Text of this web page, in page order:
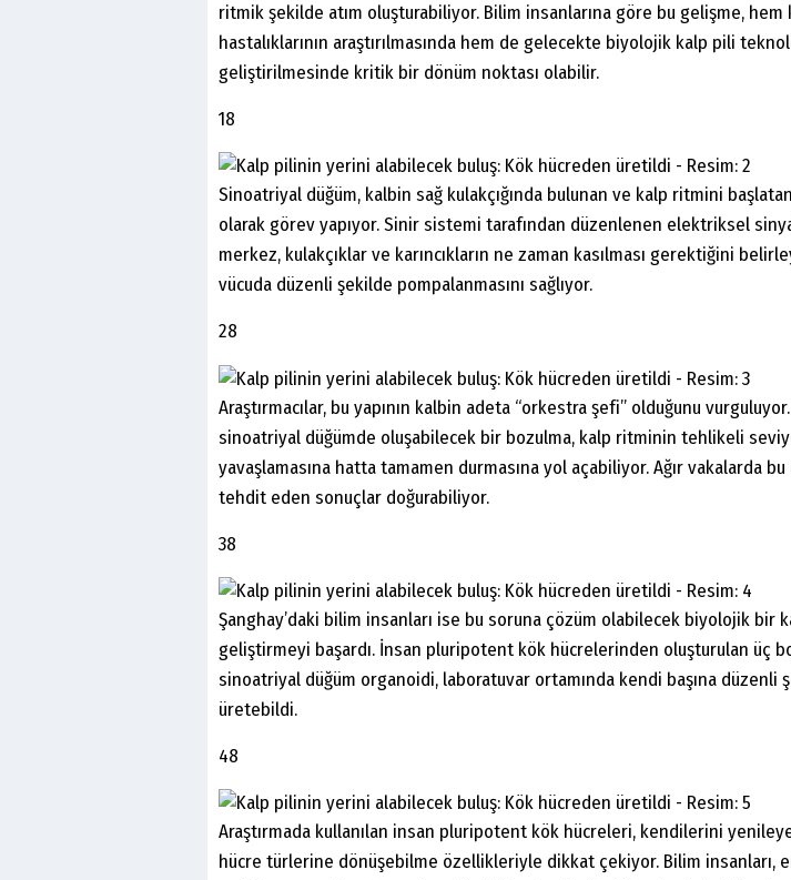
ritmik şekilde atım oluşturabiliyor. Bilim insanlarına göre bu gelişme, hem
hastalıklarının araştırılmasında hem de gelecekte biyolojik kalp pili
geliştirilmesinde kritik bir dönüm noktası olabilir.
18
Sinoatriyal düğüm, kalbin sağ kulakçığında bulunan ve kalp ritmini
olarak görev yapıyor. Sinir sistemi tarafından düzenlenen elektriksel
merkez, kulakçıklar ve karıncıkların ne zaman kasılması gerektiğini
vücuda düzenli şekilde pompalanmasını sağlıyor.
28
Araştırmacılar, bu yapının kalbin adeta “orkestra şefi” olduğunu
sinoatriyal düğümde oluşabilecek bir bozulma, kalp ritminin tehlikeli
yavaşlamasına hatta tamamen durmasına yol açabiliyor. Ağır vakalarda bu
tehdit eden sonuçlar doğurabiliyor.
38
Şanghay’daki bilim insanları ise bu soruna çözüm olabilecek biyolojik bir
geliştirmeyi başardı. İnsan pluripotent kök hücrelerinden oluşturulan üç
sinoatriyal düğüm organoidi, laboratuvar ortamında kendi başına düzenli
üretebildi.
48
Araştırmada kullanılan insan pluripotent kök hücreleri, kendilerini
hücre türlerine dönüşebilme özellikleriyle dikkat çekiyor. Bilim insanları,